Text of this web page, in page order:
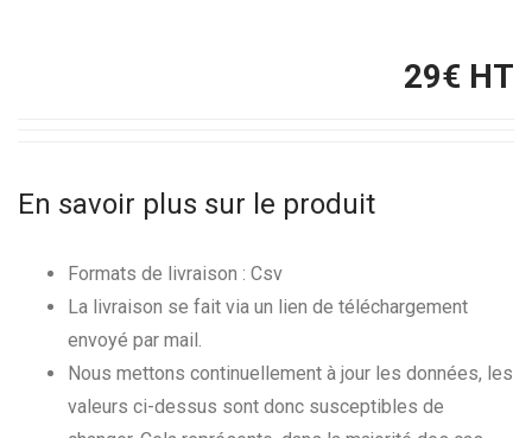
29€ HT
En savoir plus sur le produit
Formats de livraison : Csv
La livraison se fait via un lien de téléchargement
envoyé par mail.
Nous mettons continuellement à jour les données, les
valeurs ci-dessus sont donc susceptibles de